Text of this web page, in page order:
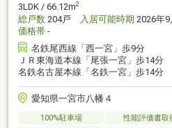
3LDK / 66.12m2
総戸数 204戸 入居可能時期 2026年
価格帯 -
名鉄尾西線「西一宮」歩9分
ＪＲ東海道本線「尾張一宮」歩14分
名鉄名古屋本線「名鉄一宮」歩14分
愛知県一宮市八幡４
100%駐車場 性能評価書取